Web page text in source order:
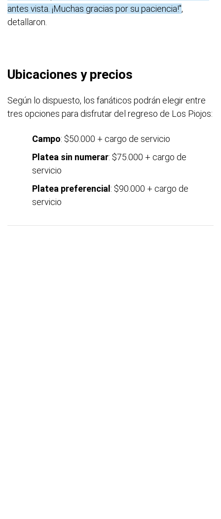
antes vista. ¡Muchas gracias por su paciencia!",
detallaron.
Ubicaciones y precios
Según lo dispuesto, los fanáticos podrán elegir entre
tres opciones para disfrutar del regreso de Los Piojos:
Campo: $50.000 + cargo de servicio
Platea sin numerar: $75.000 + cargo de
servicio
Platea preferencial : $90.000 + cargo de
servicio